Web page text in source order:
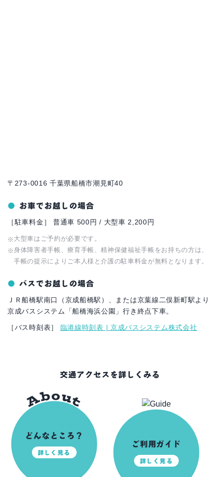
〒273-0016 千葉県船橋市潮見町40
お車でお越しの場合
［駐車料金］ 普通車 500円 / 大型車 2,200円
大型車はご予約が必要です。
身体障害者手帳、療育手帳、精神保健福祉手帳をお持ちの方は、
手帳の提示によりご本人様と介護の駐車料金が無料となります。
バスでお越しの場合
ＪＲ船橋駅南口（京成船橋駅）、または京葉線二俣新町駅より
京成バスシステム「船橋海浜公園」行き終点下車。
［バス時刻表］ 臨港線時刻表 | 京成バスシステム株式会社
交通アクセスを詳しくみる
どんなところ？
詳しく見る
ご利用ガイド
詳しく見る